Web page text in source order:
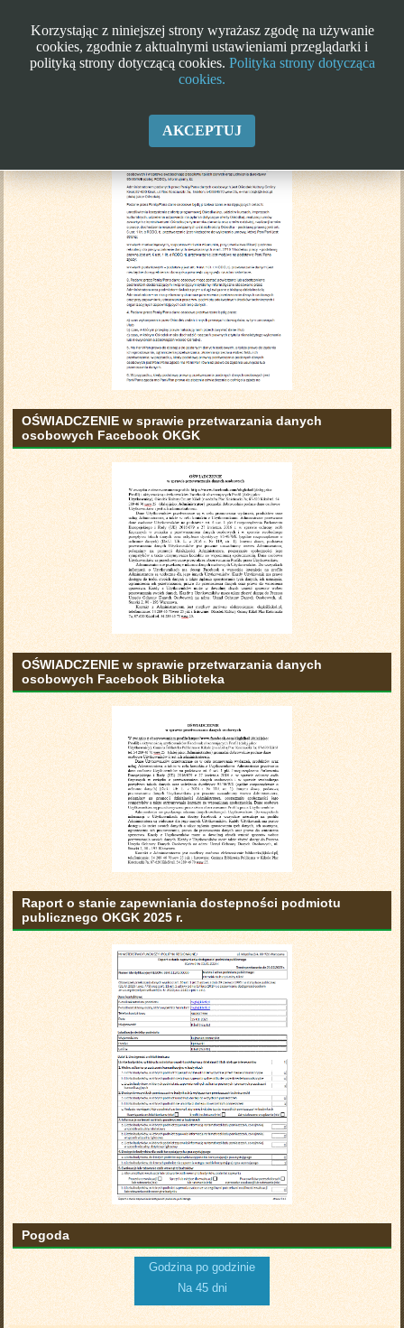
Klauzula informacyjna RODO
OŚWIADCZENIE w sprawie przetwarzania danych
osobowych Facebook OKGK
OŚWIADCZENIE w sprawie przetwarzania danych
osobowych Facebook Biblioteka
Raport o stanie zapewniania dostepności podmiotu
publicznego OKGK 2025 r.
Pogoda
Godzina po godzinie
Na 45 dni
Korzystając z niniejszej strony wyrażasz zgodę na używanie
cookies, zgodnie z aktualnymi ustawieniami przeglądarki i
polityką strony dotyczącą cookies. Polityka strony dotycząca
cookies.
AKCEPTUJ